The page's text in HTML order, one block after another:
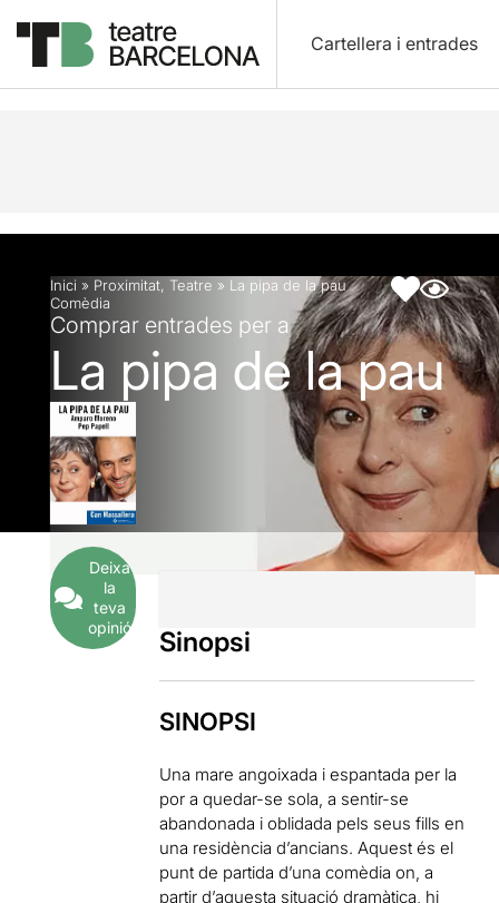
Cartellera i entrades
Descripció Fitxa artística
Inici » Proximitat, Teatre » La pipa de la pau
Comèdia
Comprar entrades per a
La pipa de la pau
Deixa
la
teva
opinió
Sinopsi
SINOPSI
Una mare angoixada i espantada per la
por a quedar-se sola, a sentir-se
abandonada i oblidada pels seus fills en
una residència d’ancians. Aquest és el
punt de partida d’una comèdia on, a
partir d’aquesta situació dramàtica, hi